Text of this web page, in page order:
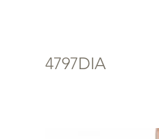
4797DIA